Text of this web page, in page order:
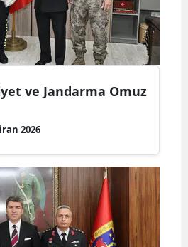
ve Jandarma Omuz
2026